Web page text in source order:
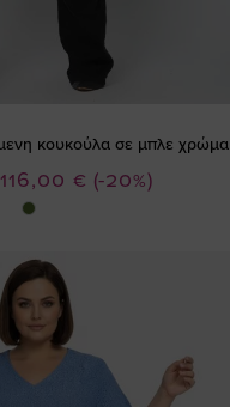
κουκούλα σε μπλε χρώμα
(-20%)
Ειδική
Τιμή
116,00 €